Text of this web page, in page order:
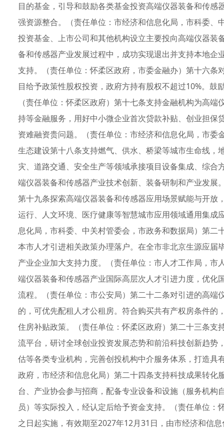
目的基金，引导和鼓励各类基金投资高端仪器装备和传
强资源整合。（责任单位：市经济和信息化局，市科委
投资基金、上市公司和其他机构设立主要投向高端仪器
备和传感器产业发展过程中，成功实现退出并支持本地
支持。（责任单位：怀柔区政府，市委金融办）第十六
目给予政策性股权投资，政府方持有股权不超过10%。
（责任单位：怀柔区政府）第十七条支持金融机构为高
持等金融服务，用好中小微企业首次贷款补贴、创业担
资难融资贵问题。（责任单位：市经济和信息化局，市
生态建设第十八条支持燃气、供水、桥梁等城市生命线
灾、道路交通、安全生产等领域承接项目设备集成、综
端仪器装备和传感器产业技术创新、装备研制和产业发
第十九条探索高端仪器装备和传感器应用场景赋能与开
运行、人文环境、医疗健康等智慧城市应用领域通用集
息化局，市科委、中关村管委会，市政务和数据局）第
本市人才引进相关政策办理落户。在全市非北京生源应
产业企业加大支持力度。（责任单位：市人才工作局，
端仪器装备和传感器产业国际高层次人才引进力度，优
流程。（责任单位：市公安局）第二十二条对引进的高
的，可优先配租人才公租房。符合购买共有产权房条件
住房补贴政策。（责任单位：怀柔区政府）第二十三条
流平台，研讨全球创业投资发展态势和前沿科技创新趋
估等各类专业机构，完善创投机构中介服务体系，打造
政府，市经济和信息化局）第二十四条支持科技成果转
台、产业协会参与招商，配备专业设备和设施（服务机
员）等实际投入，经认定后给予资金支持。（责任单位
之日起实施，有效期至2027年12月31日，由市经济和信